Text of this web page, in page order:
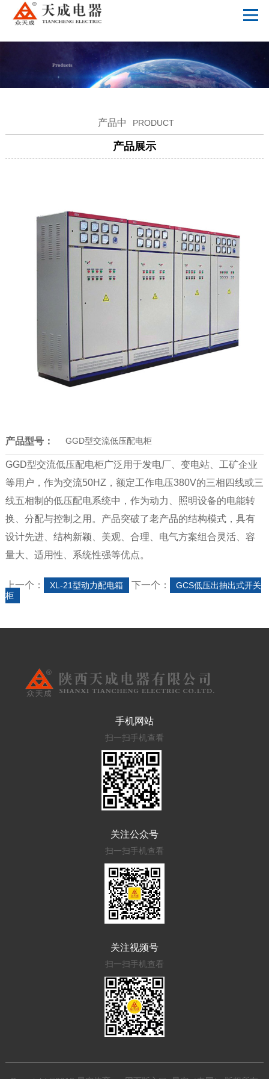
星空体育app网页版入口_星空（中国）
产品中 PRODUCT
产品展示
产品型号： GGD型交流低压配电柜
GGD型交流低压配电柜广泛用于发电厂、变电站、工矿企业
等用户，作为交流50HZ，额定工作电压380V的三相四线或三
线五相制的低压配电系统中，作为动力、照明设备的电能转
换、分配与控制之用。产品突破了老产品的结构模式，具有
设计先进、结构新颖、美观、合理、电气方案组合灵活、容
量大、适用性、系统性强等优点。
上一个： XL-21型动力配电箱 下一个：
GCS低压出抽出式开关
柜
手机网站
扫一扫手机查看
关注公众号
扫一扫手机查看
关注视频号
扫一扫手机查看